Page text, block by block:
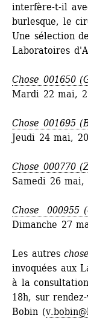
interfère-t-il
burlesque, le
Une sélection de
Laboratoires
Chose 001650
Mardi 22 mai,
Chose 001695
Jeudi 24 mai,
Chose 000770
Samedi 26 mai,
Chose 000955
Dimanche 27
Les autres
invoquées aux
à la
18h, sur
Bobin (